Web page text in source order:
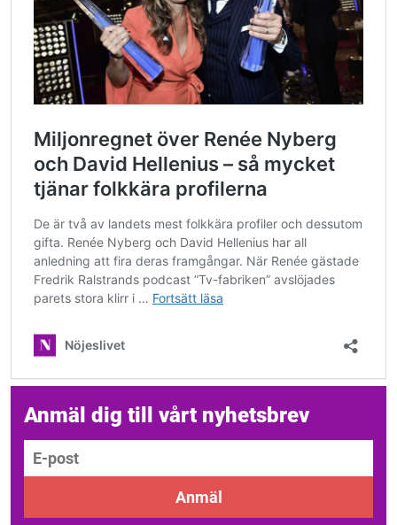
Anmäl dig till vårt nyhetsbrev
E-post
Anmäl